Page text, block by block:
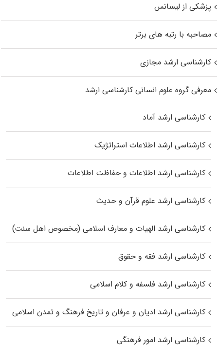
پزشکی از لیسانس
مصاحبه با رتبه های برتر
کارشناسی ارشد مجازی
معرفی گروه علوم انسانی کارشناسی ارشد
کارشناسی ارشد آماد
کارشناسی ارشد اطلاعات استراتژیک
کارشناسی ارشد اطلاعات و حفاظت اطلاعات
کارشناسی ارشد علوم قرآن و حدیث
کارشناسی ارشد الهیات و معارف اسلامی (مخصوص اهل سنت)
کارشناسی ارشد فقه و حقوق
کارشناسی ارشد فلسفه و کلام اسلامی
کارشناسی ارشد ادیان و عرفان و تاریخ فرهنگ و تمدن اسلامی
کارشناسی ارشد امور فرهنگی